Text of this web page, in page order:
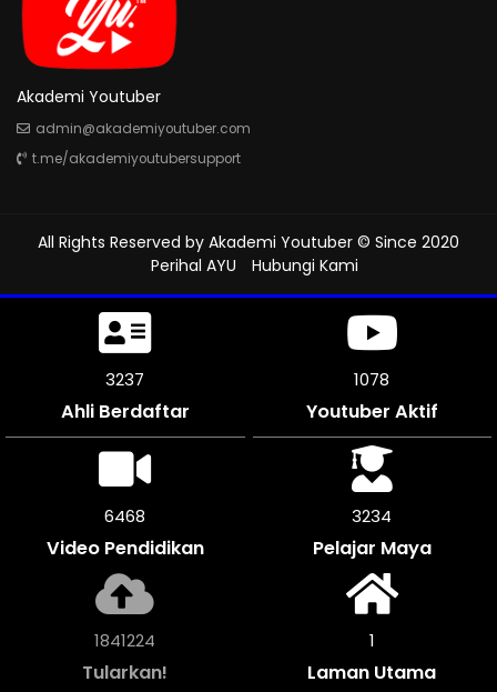
Akademi Youtuber
admin@akademiyoutuber.com
t.me/akademiyoutubersupport
All Rights Reserved by Akademi Youtuber © Since 2020
Perihal AYU
Hubungi Kami
3591
Ahli Berdaftar
1197
Youtuber Aktif
7176
Video Pendidikan
3588
Pelajar Maya
2042768
Tularkan!
1
Laman Utama